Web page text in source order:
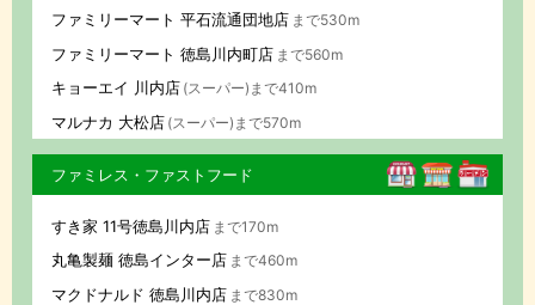
ファミリーマート 平石流通団地店 まで530m
ファミリーマート 徳島川内町店 まで560m
キョーエイ 川内店 (スーパー)まで410m
マルナカ 大松店 (スーパー)まで570m
ファミレス・ファストフード
すき家 11号徳島川内店 まで170m
丸亀製麺 徳島インター店 まで460m
マクドナルド 徳島川内店 まで830m